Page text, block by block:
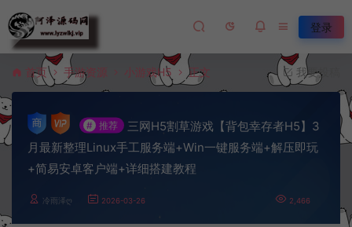
登录
首页 手游资源 小游戏H5 正文 我要投稿
# 推荐
三网H5割草游戏【背包幸存者H5】3
月最新整理Linux手工服务端+Win一键服务端+解压即玩
+简易安卓客户端+详细搭建教程
冷雨泽ღ 2026-03-26 2,466